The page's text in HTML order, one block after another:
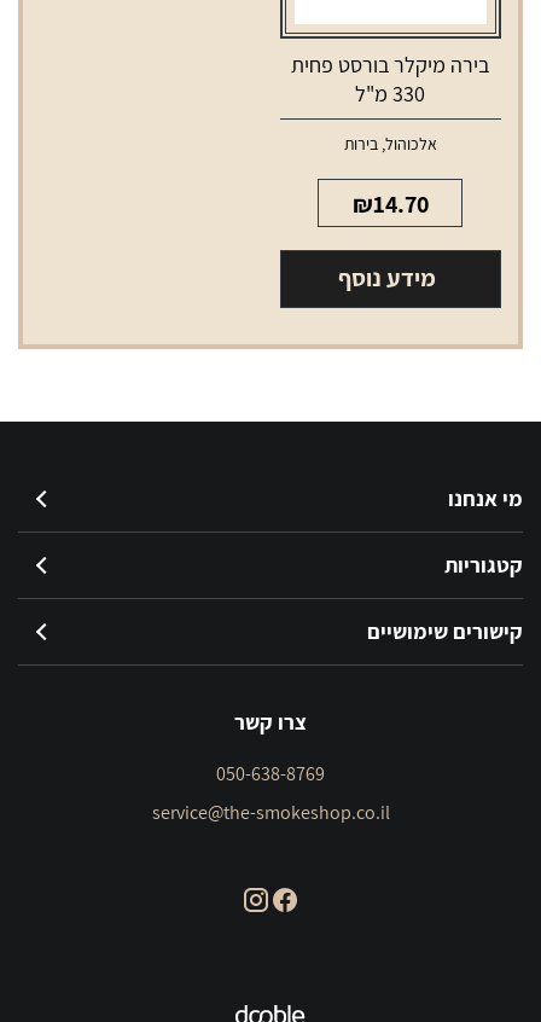
בירה מיקלר בורסט פחית
330 מ"ל
אלכוהול,בירות
₪14.70
מידע נוסף
מי אנחנו
קטגוריות
קישורים שימושיים
צרו קשר
050-638-8769
service@the-smokeshop.co.il